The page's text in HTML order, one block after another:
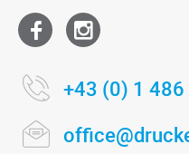
+43 (0) 1